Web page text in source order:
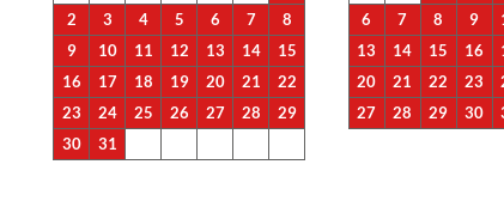
2
3 4 5 6 7
8
9
10 11 12 13 14
15
16
17 18 19 20 21
22
23
24 25 26 27 28
29
30
31
6
7 8 9
13
14 15 16
20
21 22 23
27
28 29 30